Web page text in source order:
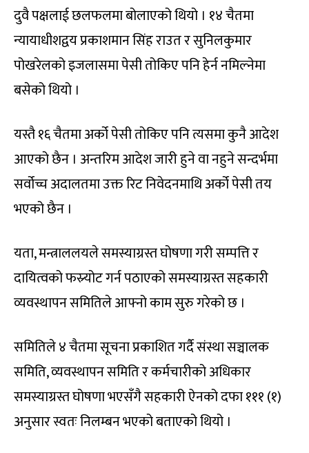
दुवै पक्षलाई छलफलमा बोलाएको थियो । १४ चैतमा
न्यायाधीशद्वय प्रकाशमान सिंह राउत र सुनिलकुमार
पोखरेलको इजलासमा पेसी तोकिए पनि हेर्न नमिल्नेमा
बसेको थियो ।
यस्तै १६ चैतमा अर्को पेसी तोकिए पनि त्यसमा कुनै आदेश
आएको छैन । अन्तरिम आदेश जारी हुने वा नहुने सन्दर्भमा
सर्वोच्च अदालतमा उक्त रिट निवेदनमाथि अर्को पेसी तय
भएको छैन ।
यता, मन्त्राललयले समस्याग्रस्त घोषणा गरी सम्पत्ति र
दायित्वको फस्र्योट गर्न पठाएको समस्याग्रस्त सहकारी
व्यवस्थापन समितिले आफ्नो काम सुरु गरेको छ ।
समितिले ४ चैतमा सूचना प्रकाशित गर्दै संस्था सञ्चालक
समिति, व्यवस्थापन समिति र कर्मचारीको अधिकार
समस्याग्रस्त घोषणा भएसँगै सहकारी ऐनको दफा १११ (१)
अनुसार स्वतः निलम्बन भएको बताएको थियो ।